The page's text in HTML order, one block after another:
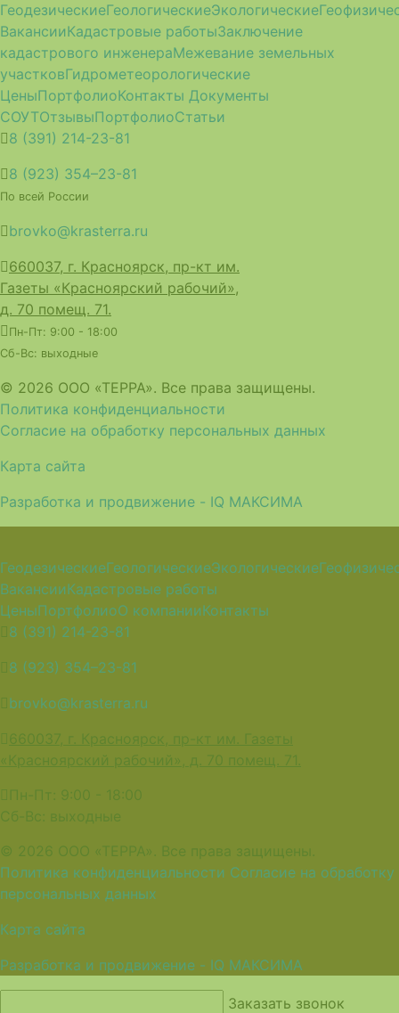
ГеодезическиеГеологическиеЭкологические
ВакансииКадастровые работыЗаключение
кадастрового инженераМежевание земельных
участковГидрометеорологические
ЦеныПортфолиоКонтакты Документы
СОУТОтзывыПортфолиоСтатьи
8 (391) 214-23-81
8 (923) 354–23-81
По всей России
brovko@krasterra.ru
660037, г. Красноярск, пр-кт им.
Газеты «Красноярский рабочий»,
д. 70 помещ. 71.
Пн-Пт: 9:00 - 18:00
Сб-Вс: выходные
© 2026 ООО «ТЕРРА». Все права защищены.
Политика конфиденциальности
Согласие на обработку персональных данных
Карта сайта
Разработка и продвижение - IQ МАКСИМА
ГеодезическиеГеологическиеЭкологические
ВакансииКадастровые работы
ЦеныПортфолиоО компанииКонтакты
8 (391) 214-23-81
8 (923) 354–23-81
brovko@krasterra.ru
660037, г. Красноярск, пр-кт им. Газеты
«Красноярский рабочий», д. 70 помещ. 71.
Пн-Пт: 9:00 - 18:00
Сб-Вс: выходные
© 2026 ООО «ТЕРРА». Все права защищены.
Политика конфиденциальности Согласие на обработку
персональных данных
Карта сайта
Разработка и продвижение - IQ МАКСИМА
Заказать звонок